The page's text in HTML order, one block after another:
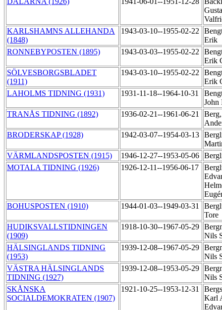
KARLSHAMNS ALLEHANDA
(1848)
1943-03-10--1955-02-22
Erik
RONNEBYPOSTEN (1895)
1943-03-03--1955-02-22
Erik
SÖLVESBORGSBLADET
(1911)
1943-03-10--1955-02-22
Erik
LAHOLMS TIDNING (1931)
1931-11-18--1964-10-31
TRANÅS TIDNING (1892)
1936-02-21--1961-06-21
BRODERSKAP (1928)
1942-03-07--1954-03-13
VÄRMLANDSPOSTEN (1915)
1946-12-27--1953-05-06
MOTALA TIDNING (1926)
1926-12-11--1956-06-17
BOHUSPOSTEN (1910)
1944-01-03--1949-03-31
Tore
HUDIKSVALLSTIDNINGEN
(1909)
1918-10-30--1967-05-29
Nils
HÄLSINGLANDS TIDNING
(1953)
1939-12-08--1967-05-29
Nils
VÄSTRA HÄLSINGLANDS
TIDNING (1927)
1939-12-08--1953-05-29
Nils
SKÅNSKA
SOCIALDEMOKRATEN (1907)
1921-10-25--1953-12-31
Karl